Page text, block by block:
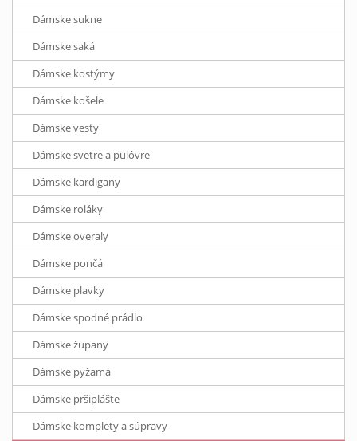
Dámske sukne
Dámske saká
Dámske kostýmy
Dámske košele
Dámske vesty
Dámske svetre a pulóvre
Dámske kardigany
Dámske roláky
Dámske overaly
Dámske pončá
Dámske plavky
Dámske spodné prádlo
Dámske župany
Dámske pyžamá
Dámske pršiplášte
Dámske komplety a súpravy